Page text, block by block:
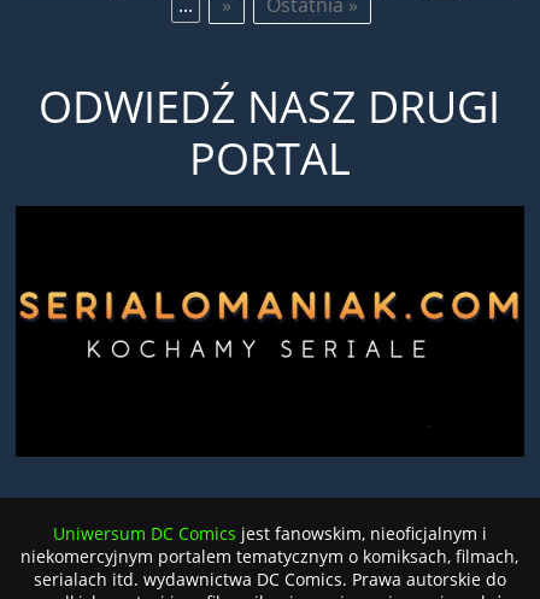
ODWIEDŹ NASZ DRUGI
PORTAL
Uniwersum DC Comics jest fanowskim, nieoficjalnym i
niekomercyjnym portalem tematycznym o komiksach, filmach,
serialach itd. wydawnictwa DC Comics. Prawa autorskie do